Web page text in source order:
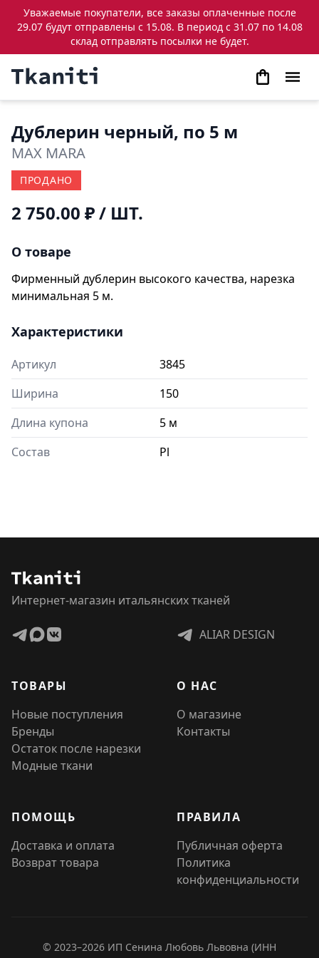
Уважаемые покупатели, все заказы оплаченные после
29.07 будут отправлены с 15.08. В период с 31.07 по 14.08
склад отправлять посылки не будет.
Дублерин черный, по 5 м
MAX MARA
ПРОДАНО
2 750.00 ₽/ ШТ.
О товаре
Фирменный дублерин высокого качества, нарезка
минимальная 5 м.
Характеристики
Артикул
3845
Ширина
150
Длина купона
5 м
Состав
Pl
Интернет-магазин итальянских тканей
ALIAR DESIGN
ТОВАРЫ
Новые поступления
Бренды
Остаток после нарезки
Модные ткани
О НАС
О магазине
Контакты
ПОМОЩЬ
Доставка и оплата
Возврат товара
ПРАВИЛА
Публичная оферта
Политика
конфиденциальности
© 2023–2026 ИП Сенина Любовь Львовна (ИНН